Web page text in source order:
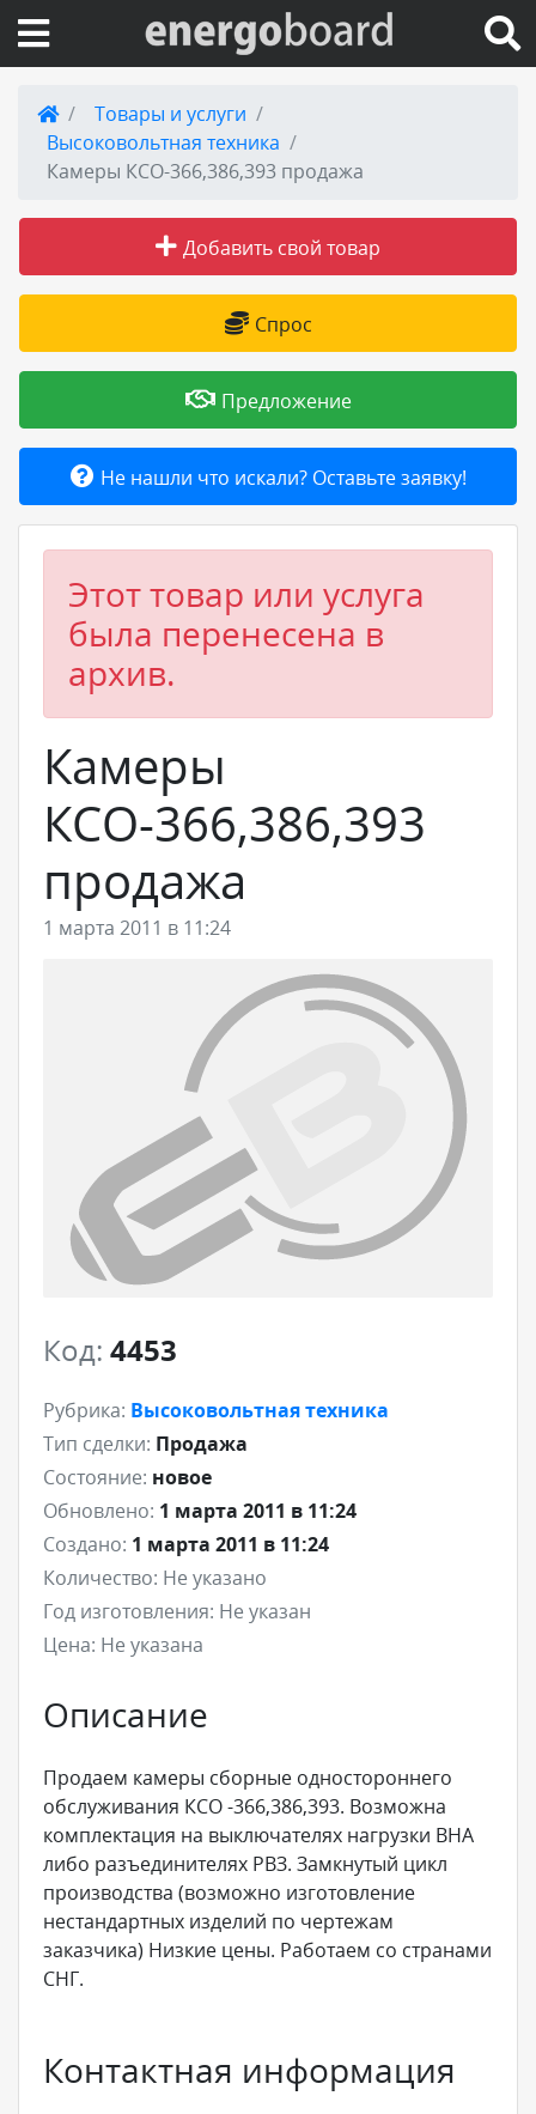
Вход на сайт
Поиск по сайту
Публикации
Справка
Товары и услуги
Добавить товар или услугу
Товары и услуги
Высоковольтная техника
Камеры КСО-366,386,393 продажа
Добавить свой товар
Спрос
Предложение
Не нашли что искали? Оставьте заявку!
Этот товар или услуга
была перенесена в
архив.
Камеры
КСО-366,386,393
продажа
1 марта 2011 в 11:24
Код: 4453
Рубрика: Высоковольтная техника
Тип сделки: Продажа
Состояние: новое
Обновлено: 1 марта 2011 в 11:24
Создано: 1 марта 2011 в 11:24
Количество: Не указано
Год изготовления: Не указан
Цена: Не указана
Описание
Продаем камеры сборные одностороннего
обслуживания КСО -366,386,393. Возможна
комплектация на выключателях нагрузки ВНА
либо разъединителях РВЗ. Замкнутый цикл
производства (возможно изготовление
нестандартных изделий по чертежам
заказчика) Низкие цены. Работаем со странами
СНГ.
Контактная информация